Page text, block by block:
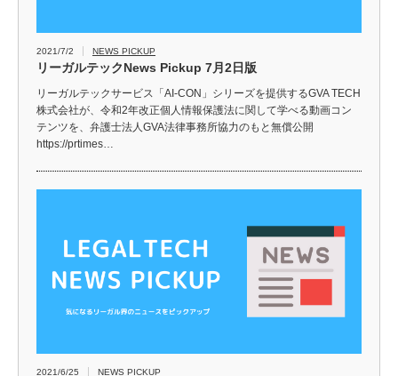
2021/7/2 NEWS PICKUP
リーガルテックNews Pickup 7月2日版
リーガルテックサービス「AI-CON」シリーズを提供するGVA TECH
株式会社が、令和2年改正個人情報保護法に関して学べる動画コン
テンツを、弁護士法人GVA法律事務所協力のもと無償公開
https://prtimes…
2021/6/25 NEWS PICKUP